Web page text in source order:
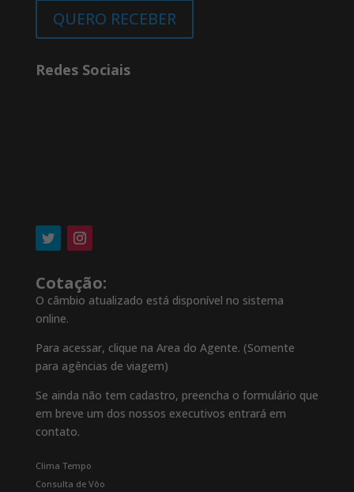
QUERO RECEBER
Redes Sociais
Cotação:
O câmbio atualizado está disponível no sistema
online.
Para acessar, clique na Area do Agente. (Somente
para agências de viagem)
Se ainda não tem cadastro, preencha o formulário que
em breve um dos nossos executivos entrará em
contato.
Clima Tempo
Consulta de Vôo